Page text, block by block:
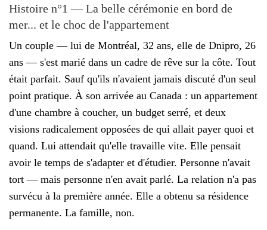
Histoire n°1 — La belle cérémonie en bord de
mer... et le choc de l'appartement
Un couple — lui de Montréal, 32 ans, elle de Dnipro, 26
ans — s'est marié dans un cadre de rêve sur la côte. Tout
était parfait. Sauf qu'ils n'avaient jamais discuté d'un seul
point pratique. À son arrivée au Canada : un appartement
d'une chambre à coucher, un budget serré, et deux
visions radicalement opposées de qui allait payer quoi et
quand. Lui attendait qu'elle travaille vite. Elle pensait
avoir le temps de s'adapter et d'étudier. Personne n'avait
tort — mais personne n'en avait parlé. La relation n'a pas
survécu à la première année. Elle a obtenu sa résidence
permanente. La famille, non.